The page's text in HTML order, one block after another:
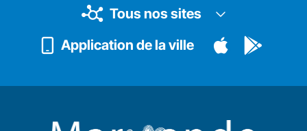
Tous nos sites
Application de la ville